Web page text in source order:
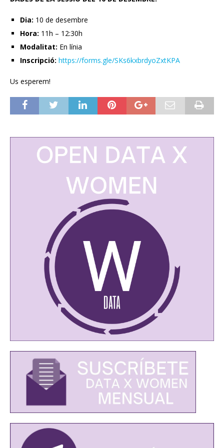
Dia: 10 de desembre
Hora: 11h – 12:30h
Modalitat: En línia
Inscripció: https://forms.gle/SKs6kxbrdyoZxtKPA
Us esperem!